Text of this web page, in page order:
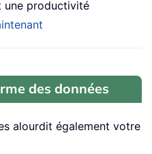
une productivité
des données
alourdit également votre